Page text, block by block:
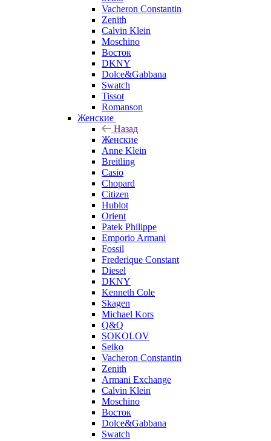
Vacheron Constantin
Zenith
Calvin Klein
Moschino
Восток
DKNY
Dolce&Gabbana
Swatch
Tissot
Romanson
Женские
Назад
Женские
Anne Klein
Breitling
Casio
Chopard
Citizen
Hublot
Orient
Patek Philippe
Emporio Armani
Fossil
Frederique Constant
Diesel
DKNY
Kenneth Cole
Skagen
Michael Kors
Q&Q
SOKOLOV
Seiko
Vacheron Constantin
Zenith
Armani Exchange
Calvin Klein
Moschino
Восток
Dolce&Gabbana
Swatch